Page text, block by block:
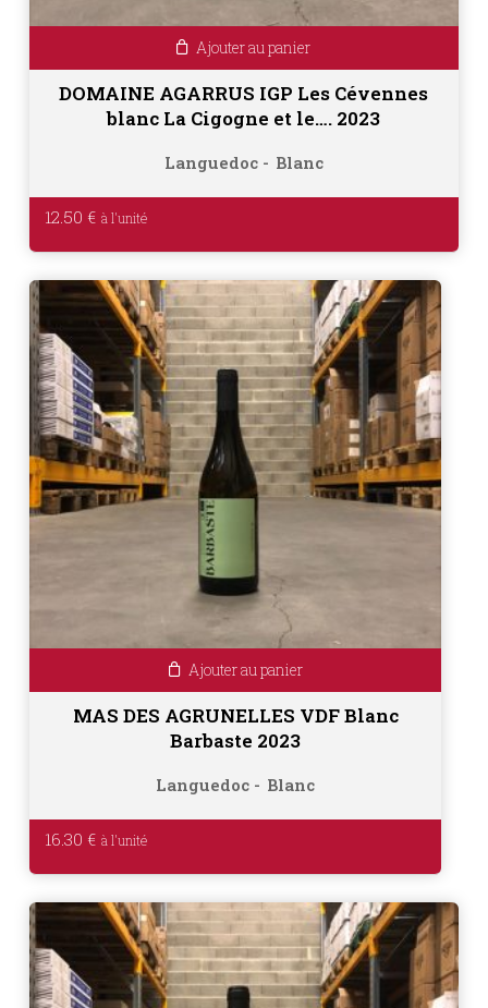
Ajouter au panier
DOMAINE AGARRUS IGP Les Cévennes
blanc La Cigogne et le…. 2023
Languedoc Blanc
12.50 €
Ajouter au panier
MAS DES AGRUNELLES VDF Blanc
Barbaste 2023
Languedoc Blanc
16.30 €